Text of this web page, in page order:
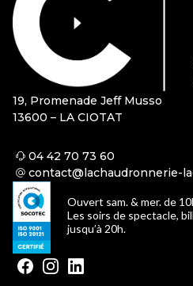
19, Promenade Jeff Musso
13600 – LA CIOTAT
04 42 70 73 60
contact@lachaudronnerie-
Ouvert sam. & mer. de
Les soirs de spectacle,
jusqu’à 20h.